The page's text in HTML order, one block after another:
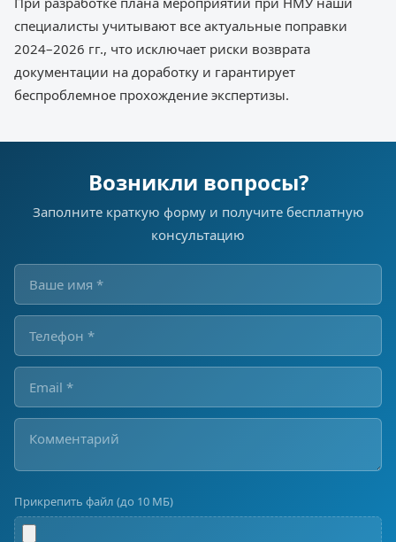
специалисты учитывают все актуальные поправки
2024–2026 гг., что исключает риски возврата
документации на доработку и гарантирует
беспроблемное прохождение экспертизы.
Возникли вопросы?
Заполните краткую форму и получите бесплатную
консультацию
Прикрепить файл (до 10 МБ)